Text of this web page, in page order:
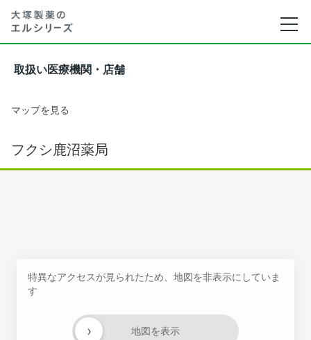
取扱い医療機関・店舗
マップを見る
フクシ鹿沼薬局
特異なアクセスが見られたため、地図を非表示にしていま
す
地図を表示
›